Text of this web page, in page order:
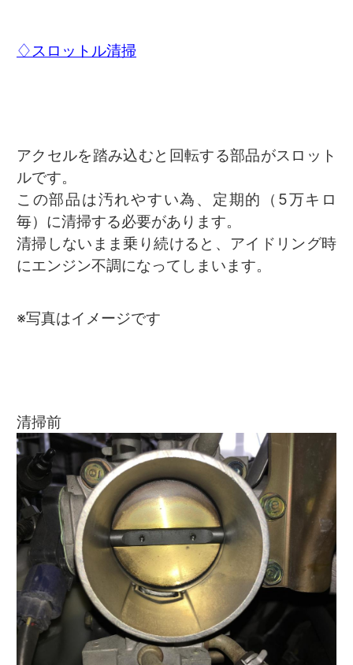
♢スロットル清掃
アクセルを踏み込むと回転する部品がスロット
ルです。
この部品は汚れやすい為、定期的（5万キロ
毎）に清掃する必要があります。
清掃しないまま乗り続けると、アイドリング時
にエンジン不調になってしまいます。
※写真はイメージです
清掃前